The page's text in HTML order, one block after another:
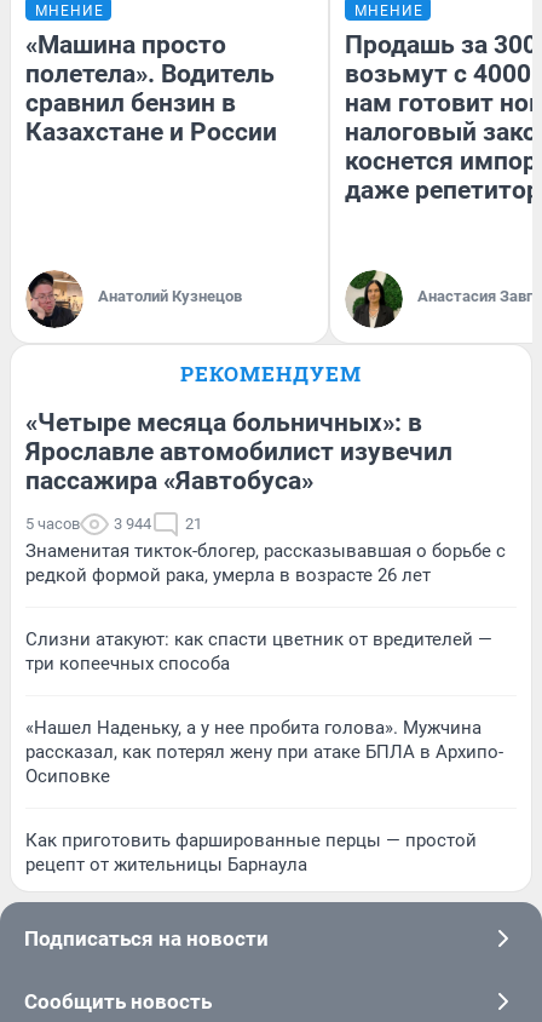
МНЕНИЕ
«Машина просто
полетела». Водитель
сравнил бензин в
Казахстане и России
Анатолий Кузнецов
МНЕНИЕ
Продашь за
возьмут с
нам готовит
налоговый
коснется
даже
Анастасия
РЕКОМЕНДУЕМ
«Четыре месяца больничных»: в
Ярославле автомобилист изувечил
пассажира «Яавтобуса»
5 часов 3 944 21
Знаменитая тикток-блогер, рассказывавшая о борьбе с
редкой формой рака, умерла в возрасте 26 лет
Слизни атакуют: как спасти цветник от вредителей —
три копеечных способа
«Нашел Наденьку, а у нее пробита голова». Мужчина
рассказал, как потерял жену при атаке БПЛА в Архипо-
Осиповке
Как приготовить фаршированные перцы — простой
рецепт от жительницы Барнаула
Подписаться на новости
Сообщить новость